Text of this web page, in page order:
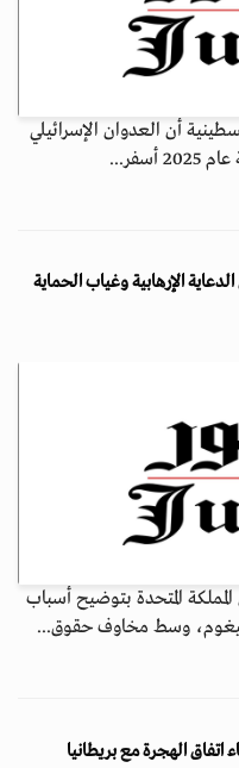
أن العدوان الإسرائيلي
الإرهابية وغياب الحماية
المتحدة بتوضيح أسباب
وسط مخاوف حقوق...